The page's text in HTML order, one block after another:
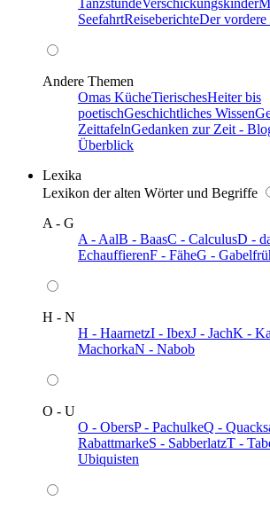
TanzstundeVerschickungskinder
SeefahrtReiseberichteDer vordere
Andere Themen
Omas KücheTierischesHeiter bis
poetischGeschichtliches Wissen
ZeittafelnGedanken zur Zeit -
Überblick
Lexika
Lexikon der alten Wörter und Begriffe
A - G
A - AalB - BaasC - CalculusD -
EchauffierenF - FäheG -
H - N
H - HaarnetzI - IbexJ - JachK -
MachorkaN - Nabob
O - U
O - ObersP - PachulkeQ -
RabattmarkeS - SabberlatzT -
Ubiquisten